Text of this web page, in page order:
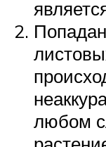
любом